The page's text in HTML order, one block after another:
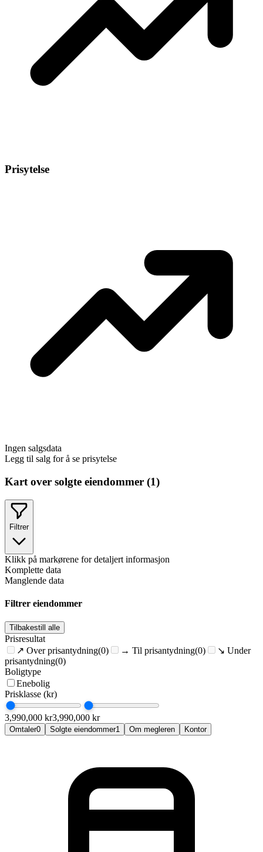
Prisytelse
Ingen salgsdata
Legg til salg for å se prisytelse
Kart over solgte eiendommer (1)
Filtrer
Klikk på markørene for detaljert informasjon
Komplette data
Manglende data
Filtrer eiendommer
Tilbakestill alle
Prisresultat
↗ Over prisantydning(0) → Til prisantydning(0) ↘ Under
prisantydning(0)
Boligtype
Enebolig
Prisklasse (kr)
3,990,000 kr3,990,000 kr
Omtaler0 Solgte eiendommer1 Om megleren Kontor